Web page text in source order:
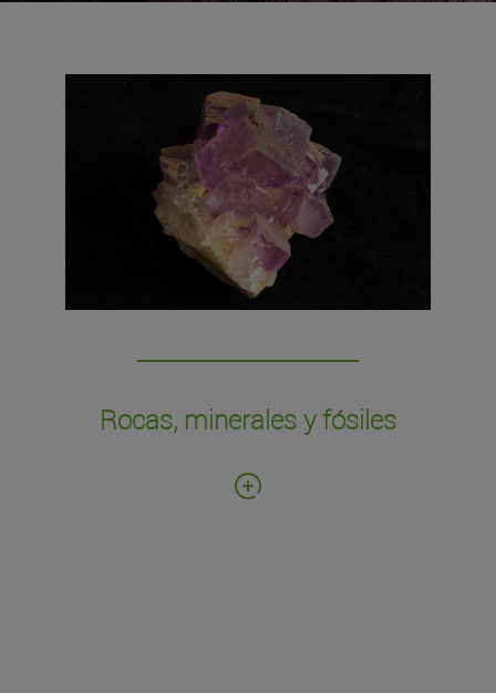
Rocas, minerales y fósiles
El Museo de Ciencias de la Universidad de
Navarra cuenta con un fondo de más de 1.000
ejemplares de rocas, minerales y fósiles. Los
ejemplares proceden principalmente de las
donaciones del Colegio de Nuestra Señora del
Buen Consejo de Lekaroz (rocas, minerales y
fósiles) y de la colección personal de D. Manuel
minerales de gran belleza y tamaño.